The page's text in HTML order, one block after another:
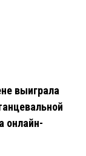
выиграла
онлайн-